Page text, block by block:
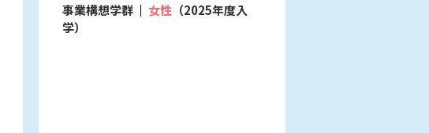
事業構想学群 女性 （2025年度入
学）